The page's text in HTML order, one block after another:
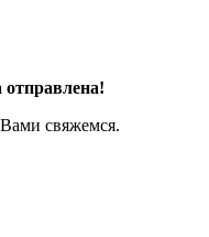
свяжемся.